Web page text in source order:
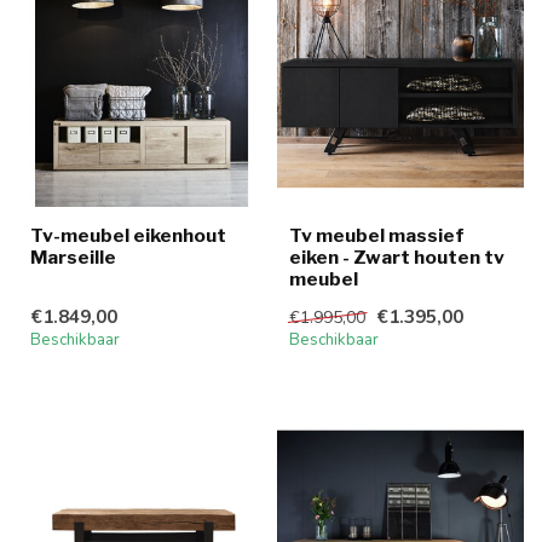
Tv-meubel eikenhout
Marseille
€1.849,00
Beschikbaar
Tv meubel massief
eiken - Zwart houten tv
meubel
€1.995,00 €1.395,00
Beschikbaar